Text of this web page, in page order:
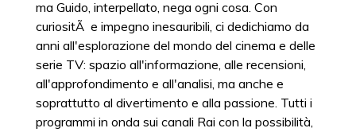
ma Guido, interpellato, nega ogni cosa. Con
curiositÃ e impegno inesauribili, ci dedichiamo da
anni all'esplorazione del mondo del cinema e delle
serie TV: spazio all'informazione, alle recensioni,
all'approfondimento e all'analisi, ma anche e
soprattutto al divertimento e alla passione. Tutti i
programmi in onda sui canali Rai con la possibilità,